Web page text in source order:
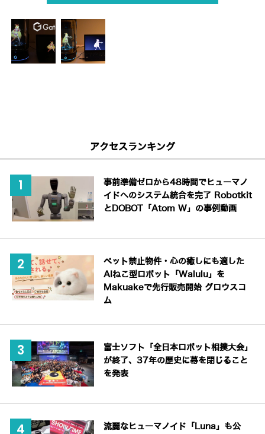
アクセスランキング
事前準備ゼロから48時間でヒューマノ
イドへのシステム統合を完了 Robotkit
とDOBOT「Atom W」の事例動画
ペット禁止物件・心の癒しにも適した
AIねこ型ロボット「Walulu」を
Makuakeで先行販売開始 グロウスコ
ム
富士ソフト「全日本ロボット相撲大会」
が終了、37年の歴史に幕を閉じること
を発表
流麗なヒューマノイド「Luna」も公